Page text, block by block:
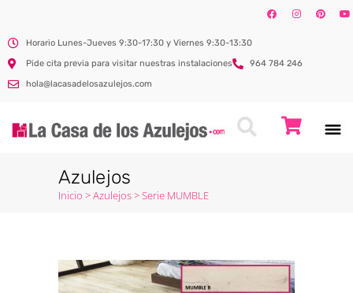
Horario Lunes-Jueves 9:30-17:30 y Viernes 9:30-13:30
Pide cita previa para visitar nuestras instalaciones
964 784 246
hola@lacasadelosazulejos.com
Azulejos
Inicio >Azulejos>Serie MUMBLE